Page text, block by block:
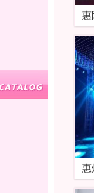
惠
惠